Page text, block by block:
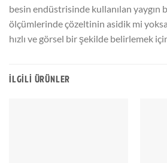
besin endüstrisinde kullanılan yaygın
ölçümlerinde çözeltinin asidik mi
hızlı ve görsel bir şekilde belirlemek
İLGILI ÜRÜNLER